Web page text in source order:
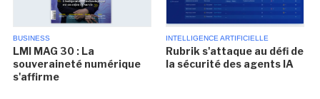
BUSINESS
LMI MAG 30 : La
souveraineté numérique
s'affirme
INTELLIGENCE ARTIFICIELLE
Rubrik s'attaque au défi de
la sécurité des agents IA